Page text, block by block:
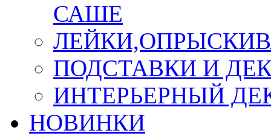
САШЕ
ПОДСТАВКИ И
ИНТЕРЬЕРНЫЙ
НОВИНКИ